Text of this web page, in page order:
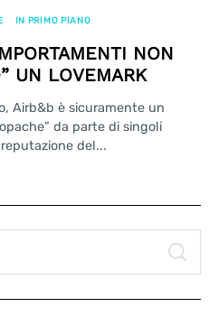
IN PRIMO PIANO
NON
UN LOVEMARK
Airb&b è sicuramente un
da parte di singoli
del...